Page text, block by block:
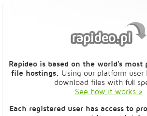
Rapideo is based on the world's most
file hostings. Using our platform
download files with full
See how it works »
Each registered user has access to